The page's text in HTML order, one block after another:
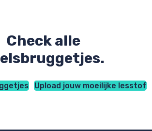
Check alle
Upload jouw moeilijke lesstof